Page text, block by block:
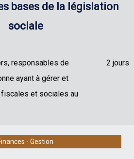
bases de la législation
sociale
responsables de
ayant à gérer et
et sociales au
2 jours
- Gestion